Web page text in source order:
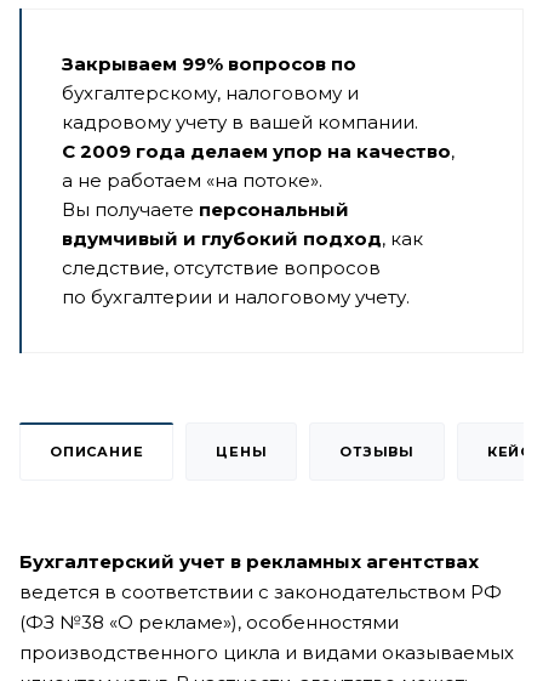
Закрываем 99% вопросов по
бухгалтерскому, налоговому и
кадровому учету в вашей компании.
С 2009 года делаем упор на качество,
а не работаем «на потоке».
Вы получаете персональный
вдумчивый и глубокий подход, как
следствие, отсутствие вопросов
по бухгалтерии и налоговому учету.
ОПИСАНИЕ ЦЕНЫ ОТЗЫВЫ
Бухгалтерский учет в рекламных агентствах
ведется в соответствии с законодательством РФ
(ФЗ №38 «О рекламе»), особенностями
производственного цикла и видами оказываемых